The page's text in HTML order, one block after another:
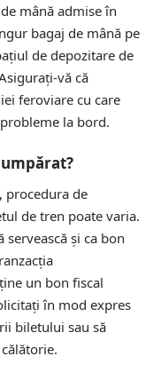
mână admise în
bagaj de mână pe
de depozitare de
vă că
feroviare cu care
la bord.
procedura de
de tren poate varia.
și ca bon
un bon fiscal
în mod expres
biletului sau să